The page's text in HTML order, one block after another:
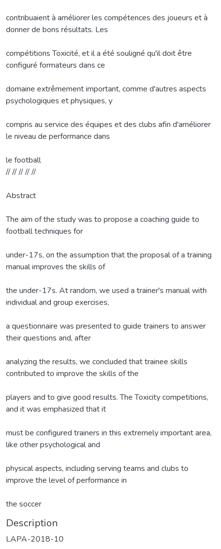
contribuaient à améliorer les compétences des joueurs et à
donner de bons résultats. Les
compétitions Toxicité, et il a été souligné qu'il doit être
configuré formateurs dans ce
domaine extrêmement important, comme d'autres aspects
psychologiques et physiques, y
compris au service des équipes et des clubs afin d'améliorer
le niveau de performance dans
le football
// // // // //
Abstract
The aim of the study was to propose a coaching guide to
football techniques for
under-17s, on the assumption that the proposal of a training
manual improves the skills of
the under-17s. At random, we used a trainer's manual with
individual and group exercises,
a questionnaire was presented to guide trainers to answer
their questions and, after
analyzing the results, we concluded that trainee skills
contributed to improve the skills of the
players and to give good results. The Toxicity competitions,
and it was emphasized that it
must be configured trainers in this extremely important area,
like other psychological and
physical aspects, including serving teams and clubs to
improve the level of performance in
the soccer
Description
LAPA-2018-10